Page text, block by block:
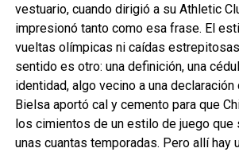
vestuario, cuando dirigió a su Athletic
impresionó tanto como esa frase. El
vueltas olímpicas ni caídas
sentido es otro: una definición, una
identidad, algo vecino a una
Bielsa aportó cal y cemento para que
los cimientos de un estilo de juego que
unas cuantas temporadas. Pero allí hay